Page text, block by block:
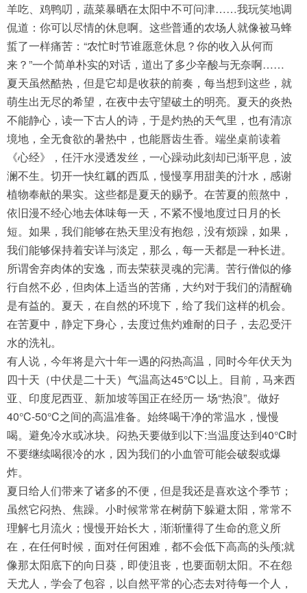
羊吃、鸡鸭叨，蔬菜暴晒在太阳中不可问津……我玩笑地调
侃道：你可以尽情的休息啊。这些普通的农场人就像被马蜂
蜇了一样痛苦：“农忙时节谁愿意休息？你的收入从何而
来？”一个简单朴实的对话，道出了多少辛酸与无奈啊……
夏天虽然酷热，但是它却是收获的前奏，每当想到这些，就
萌生出无尽的希望，在夜中去守望破土的明亮。夏天的炎热
不能静心，读一下古人的诗，于是灼热的天气里，也有清凉
境地，全无食欲的暑热中，也能唇齿生香。端坐桌前读着
《心经》，任汗水浸透发丝，一心躁动此刻却已渐平息，波
澜不生。切开一快红瓤的西瓜，慢慢享用甜美的汁水，感谢
植物奉献的果实。这些都是夏天的赐予。在苦夏的煎熬中，
依旧漫不经心地去体味每一天，不紧不慢地度过日月的长
短。如果，我们能够在热天里没有抱怨，没有烦躁，如果，
我们能够保持着安详与淡定，那么，每一天都是一种长进。
所谓舍弃肉体的安逸，而去荣获灵魂的完满。苦行僧似的修
行自然不必，但肉体上适当的苦痛，大约对于我们的清醒确
是有益的。夏天，在自然的环境下，给了我们这样的机会。
在苦夏中，静定下身心，去度过焦灼难耐的日子，去忍受汗
水的洗礼。
有人说，今年将是六十年一遇的闷热高温，同时今年伏天为
四十天（中伏是二十天）气温高达45℃以上。目前，马来西
亚、印度尼西亚、新加坡等国正在经历一 场“热浪”。做好
40°C-50°C之间的高温准备。始终喝干净的常温水，慢慢
喝。避免冷水或冰块。闷热天要做到以下:当温度达到40°C时
不要继续喝很冷的水，因为我们的小血管可能会破裂或爆
炸。
夏日给人们带来了诸多的不便，但是我还是喜欢这个季节；
虽然它闷热、焦躁。小时候常常在树荫下躲避太阳，常常不
理解七月流火；慢慢开始长大，渐渐懂得了生命的意义所
在，在任何时候，面对任何困难，都不会低下高高的头颅;就
像那太阳底下的向日葵，即使沮丧，也要面朝太阳。不在怨
天尤人，学会了包容，以自然平常的心态去对待每一个人，